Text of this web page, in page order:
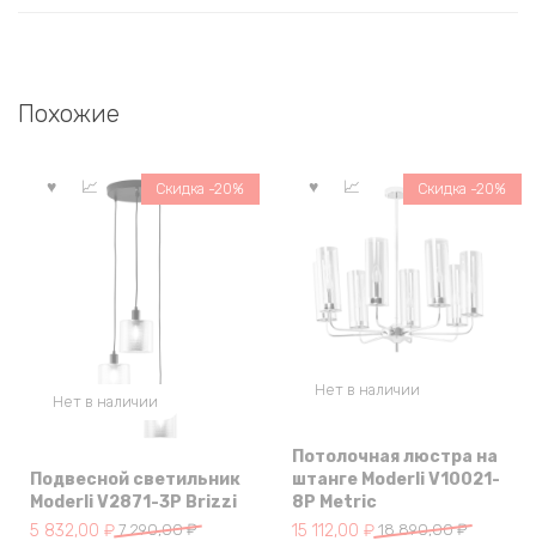
Похожие
Нет в наличии
Скидка -20%
Подвесной светильник
Moderli V2871-3P Brizzi
7 290,00₽
Первоначальная
5 832,00 ₽
Текущая
Нет в наличии
Скидка -20%
Потолочная люстра на
штанге Moderli V10021-
8P Metric
18 890,00₽
Первоначальная
15 112,00 ₽
Текущая